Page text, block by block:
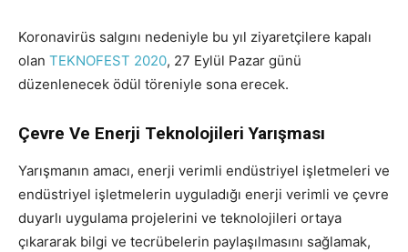
Koronavirüs salgını nedeniyle bu yıl ziyaretçilere kapalı
olan TEKNOFEST 2020, 27 Eylül Pazar günü
düzenlenecek ödül töreniyle sona erecek.
Çevre Ve Enerji Teknolojileri Yarışması
Yarışmanın amacı, enerji verimli endüstriyel işletmeleri ve
endüstriyel işletmelerin uyguladığı enerji verimli ve çevre
duyarlı uygulama projelerini ve teknolojileri ortaya
çıkararak bilgi ve tecrübelerin paylaşılmasını sağlamak,